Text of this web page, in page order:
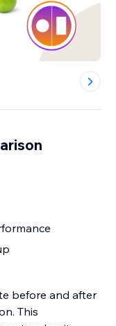
before and after
This